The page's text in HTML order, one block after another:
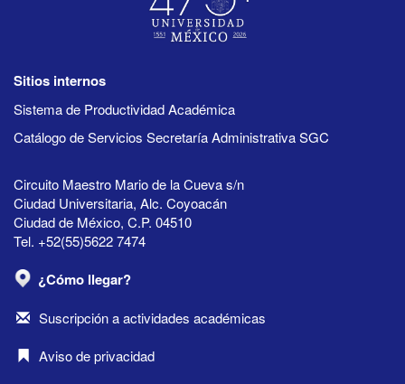
Sitios internos
Sistema de Productividad Académica
Catálogo de Servicios Secretaría Administrativa SGC
Circuito Maestro Mario de la Cueva s/n
Ciudad Universitaria, Alc. Coyoacán
Ciudad de México, C.P. 04510
Tel. +52(55)5622 7474
¿Cómo llegar?
Suscripción a actividades académicas
Aviso de privacidad